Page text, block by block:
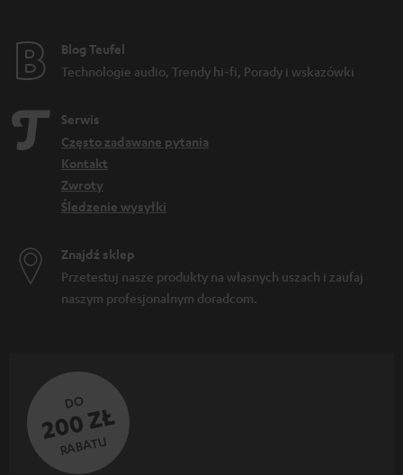
Blog Teufel
Technologie audio, Trendy hi-fi, Porady i wskazówki
Serwis
Często zadawane pytania
Kontakt
Zwroty
Śledzenie wysyłki
Znajdź sklep
Przetestuj nasze produkty na własnych uszach i zaufaj
naszym profesjonalnym doradcom.
DO
200 ZŁ
RABATU